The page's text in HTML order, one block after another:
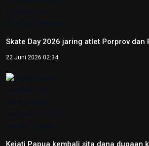
Skate Day 2026 jaring atlet Porprov dan
22 Juni 2026 02:34
Kejati Papua kembali sita dana dugaan